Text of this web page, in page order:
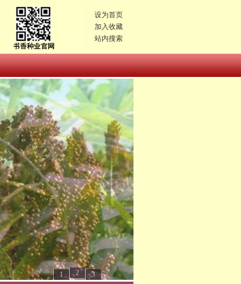
设为首页
加入收藏
站内搜索
1 2 3